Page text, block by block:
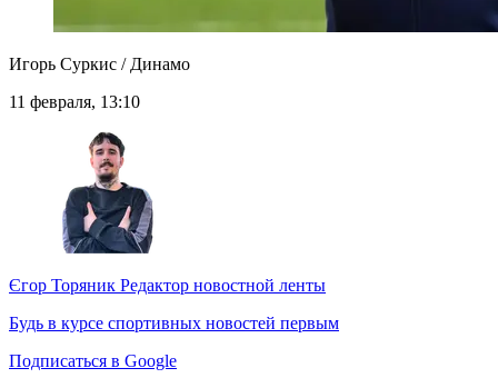
Игорь Суркис / Динамо
11 февраля, 13:10
Єгор Торяник Редактор новостной ленты
Будь в курсе спортивных новостей первым
Подписаться в Google